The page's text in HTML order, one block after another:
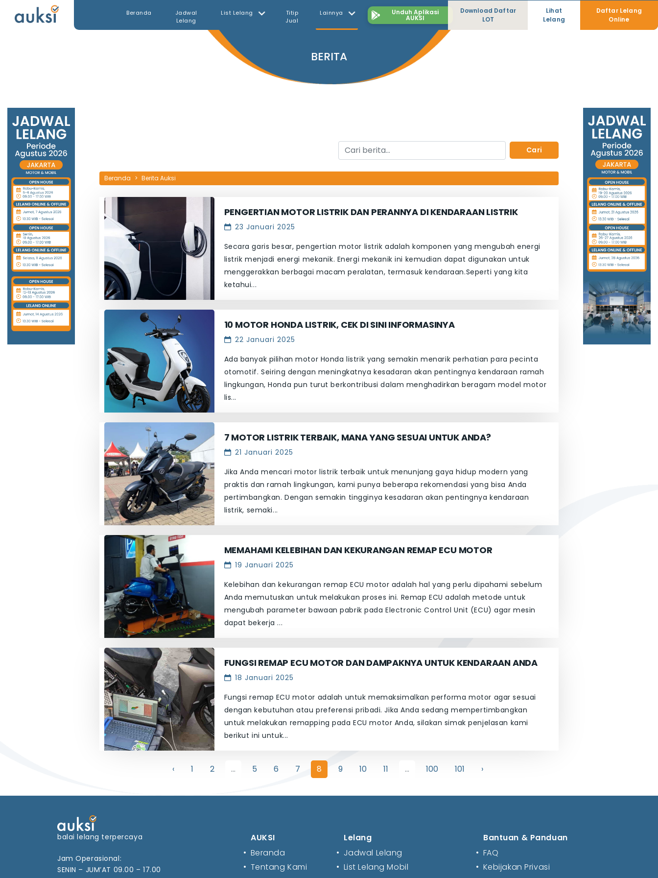
Beranda
Jadwal
Lelang
List Lelang
Titip
Jual
Lainnya Unduh Aplikasi
AUKSI
Download Daftar
LOT
Lihat
Lelang
Daftar Lelang
Online
BERITA
Cari
Beranda Berita Auksi
PENGERTIAN MOTOR LISTRIK DAN PERANNYA DI KENDARAAN LISTRIK
23 Januari 2025
Secara garis besar, pengertian motor listrik adalah komponen yang mengubah energi
listrik menjadi energi mekanik. Energi mekanik ini kemudian dapat digunakan untuk
menggerakkan berbagai macam peralatan, termasuk kendaraan.Seperti yang kita
ketahui...
10 MOTOR HONDA LISTRIK, CEK DI SINI INFORMASINYA
22 Januari 2025
Ada banyak pilihan motor Honda listrik yang semakin menarik perhatian para pecinta
otomotif. Seiring dengan meningkatnya kesadaran akan pentingnya kendaraan ramah
lingkungan, Honda pun turut berkontribusi dalam menghadirkan beragam model motor
lis...
7 MOTOR LISTRIK TERBAIK, MANA YANG SESUAI UNTUK ANDA?
21 Januari 2025
Jika Anda mencari motor listrik terbaik untuk menunjang gaya hidup modern yang
praktis dan ramah lingkungan, kami punya beberapa rekomendasi yang bisa Anda
pertimbangkan. Dengan semakin tingginya kesadaran akan pentingnya kendaraan
listrik, semaki...
MEMAHAMI KELEBIHAN DAN KEKURANGAN REMAP ECU MOTOR
19 Januari 2025
Kelebihan dan kekurangan remap ECU motor adalah hal yang perlu dipahami sebelum
Anda memutuskan untuk melakukan proses ini. Remap ECU adalah metode untuk
mengubah parameter bawaan pabrik pada Electronic Control Unit (ECU) agar mesin
dapat bekerja ...
FUNGSI REMAP ECU MOTOR DAN DAMPAKNYA UNTUK KENDARAAN ANDA
18 Januari 2025
Fungsi remap ECU motor adalah untuk memaksimalkan performa motor agar sesuai
dengan kebutuhan atau preferensi pribadi. Jika Anda sedang mempertimbangkan
untuk melakukan remapping pada ECU motor Anda, silakan simak penjelasan kami
berikut ini untuk...
‹ 1 2 ... 5 6 7 8 9 10 11 ... 100 101 ›
balai lelang terpercaya
Jam Operasional:
SENIN – JUM’AT 09.00 – 17.00
AUKSI
• Beranda
• Tentang Kami
Lelang
• Jadwal Lelang
• List Lelang Mobil
Bantuan & Panduan
• FAQ
• Kebijakan Privasi